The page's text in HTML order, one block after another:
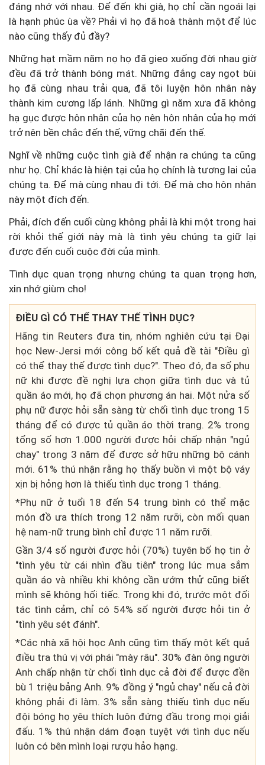
đáng nhớ với nhau. Để đến khi già, họ chỉ cần ngoái lại
là hạnh phúc ùa về? Phải vì họ đã hoà thành một để lúc
nào cũng thấy đủ đầy?
Những hạt mầm năm nọ họ đã gieo xuống đời nhau giờ
đều đã trở thành bóng mát. Những đắng cay ngọt bùi
họ đã cùng nhau trải qua, đã tôi luyện hôn nhân này
thành kim cương lấp lánh. Những gì năm xưa đã không
hạ gục được hôn nhân của họ nên hôn nhân của họ mới
trở nên bền chắc đến thế, vững chãi đến thế.
Nghĩ về những cuộc tình già để nhận ra chúng ta cũng
như họ. Chỉ khác là hiện tại của họ chính là tương lai của
chúng ta. Để mà cùng nhau đi tới. Để mà cho hôn nhân
này một đích đến.
Phải, đích đến cuối cùng không phải là khi một trong hai
rời khỏi thế giới này mà là tình yêu chúng ta giữ lại
được đến cuối cuộc đời của mình.
Tình dục quan trọng nhưng chúng ta quan trọng hơn,
xin nhớ giùm cho!
ĐIỀU GÌ CÓ THỂ THAY THẾ TÌNH DỤC?
Hãng tin Reuters đưa tin, nhóm nghiên cứu tại Đại
học New-Jersi mới công bố kết quả đề tài "Điều gì
có thể thay thế được tình dục?". Theo đó, đa số phụ
nữ khi được đề nghị lựa chọn giữa tình dục và tủ
quần áo mới, họ đã chọn phương án hai. Một nửa số
phụ nữ được hỏi sẵn sàng từ chối tình dục trong 15
tháng để có được tủ quần áo thời trang. 2% trong
tổng số hơn 1.000 người được hỏi chấp nhận "ngủ
chay" trong 3 năm để được sở hữu những bộ cánh
mới. 61% thú nhận rằng họ thấy buồn vì một bộ váy
xịn bị hỏng hơn là thiếu tình dục trong 1 tháng.
*Phụ nữ ở tuổi 18 đến 54 trung bình có thể mặc
món đồ ưa thích trong 12 năm rưỡi, còn mối quan
hệ nam-nữ trung bình chỉ được 11 năm rưỡi.
Gần 3/4 số người được hỏi (70%) tuyên bố họ tin ở
"tình yêu từ cái nhìn đầu tiên" trong lúc mua sắm
quần áo và nhiều khi không cần ướm thử cũng biết
mình sẽ không hối tiếc. Trong khi đó, trước một đối
tác tình cảm, chỉ có 54% số người được hỏi tin ở
"tình yêu sét đánh".
*Các nhà xã hội học Anh cũng tìm thấy một kết quả
điều tra thú vị với phái "mày râu". 30% đàn ông người
Anh chấp nhận từ chối tình dục cả đời để được đền
bù 1 triệu bảng Anh. 9% đồng ý "ngủ chay" nếu cả đời
không phải đi làm. 3% sẵn sàng thiếu tình dục nếu
đội bóng họ yêu thích luôn đứng đầu trong mọi giải
đấu. 1% thú nhận dám đoạn tuyệt với tình dục nếu
luôn có bên mình loại rượu hảo hạng.